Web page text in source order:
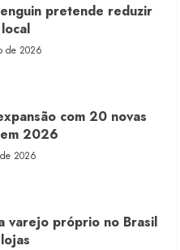
pretende reduzir
de 2026
com 20 novas
2026
2026
varejo próprio no Brasil